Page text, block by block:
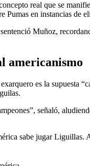
real que se
Pumas en instancias de
Muñoz,
americanismo
es la supuesta
señaló,
sabe jugar Liguillas.